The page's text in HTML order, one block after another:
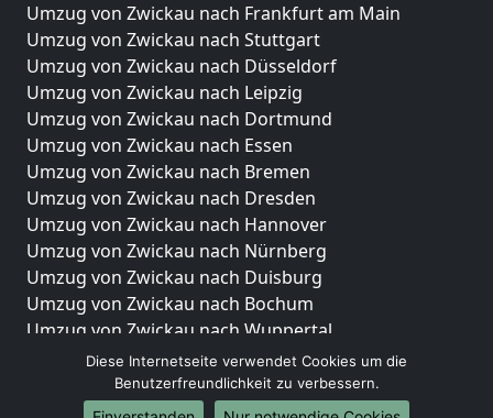
Umzug von Zwickau nach Frankfurt am Main
Umzug von Zwickau nach Stuttgart
Umzug von Zwickau nach Düsseldorf
Umzug von Zwickau nach Leipzig
Umzug von Zwickau nach Dortmund
Umzug von Zwickau nach Essen
Umzug von Zwickau nach Bremen
Umzug von Zwickau nach Dresden
Umzug von Zwickau nach Hannover
Umzug von Zwickau nach Nürnberg
Umzug von Zwickau nach Duisburg
Umzug von Zwickau nach Bochum
Umzug von Zwickau nach Wuppertal
Umzug von Zwickau nach Bielefeld
Umzug von Zwickau nach Bonn
Umzug von Zwickau nach Münster
Diese Internetseite verwendet Cookies um die
Benutzerfreundlichkeit zu verbessern.